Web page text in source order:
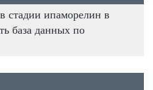
стадии ипаморелин в
база данных по